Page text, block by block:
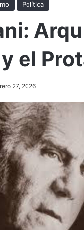
Política
el
27, 2026